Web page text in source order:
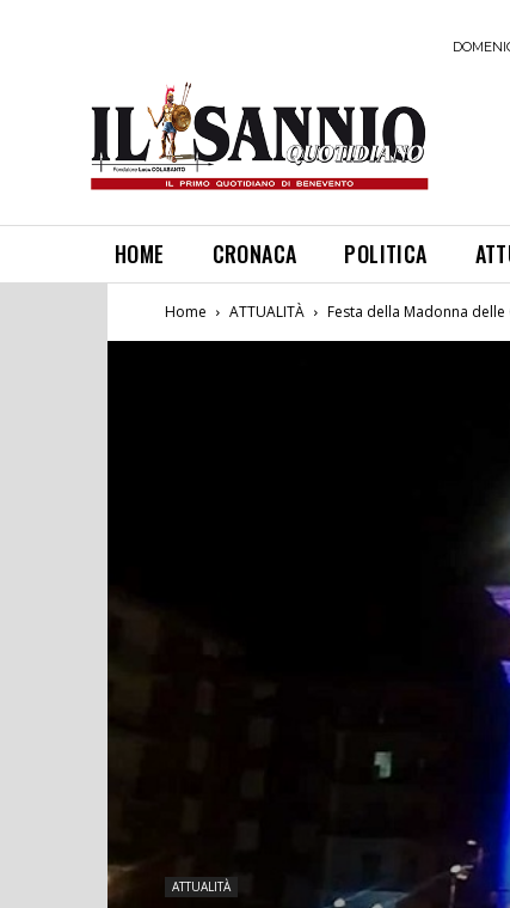
HOME CRONACA POLITICA
Home ATTUALITÀ Festa della Madonna delle
ATTUALITÀ